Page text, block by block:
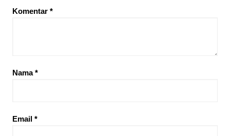
Komentar *
Nama*
Email *